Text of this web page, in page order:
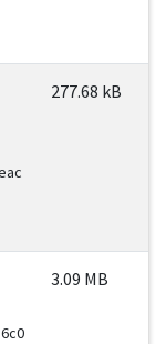
277.68 kB
3.09 MB